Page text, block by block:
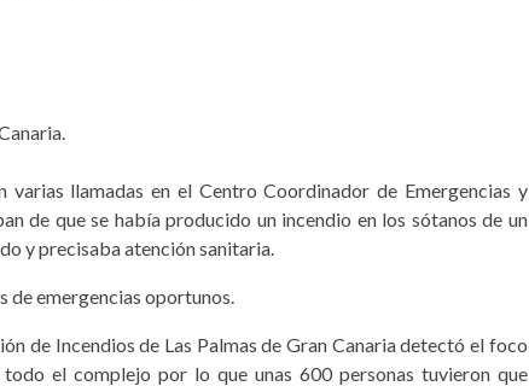
llamadas en el Centro Coordinador de Emergencias y
de que se había producido un incendio en los sótanos de un
y precisaba atención sanitaria.
de emergencias oportunos.
de Incendios de Las Palmas de Gran Canaria detectó el foco
el complejo por lo que unas 600 personas tuvieron que